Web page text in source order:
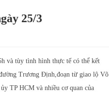
25/3
và tùy tình hình thực tế có thể kết
Trương Định,đoạn từ giao lộ Võ
TP HCM và nhiều cơ quan của